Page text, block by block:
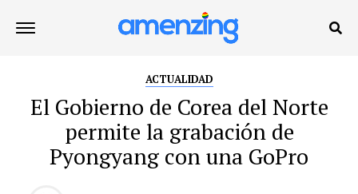
ACTUALIDAD
El Gobierno de Corea del Norte
permite la grabación de
Pyongyang con una GoPro